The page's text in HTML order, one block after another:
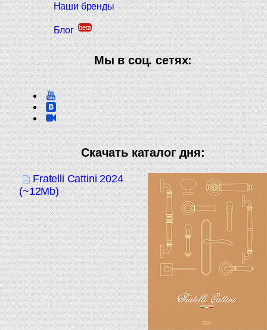
Наши бренды
Блог beta
Мы в соц. сетях:
Скачать каталог дня:
Fratelli Cattini 2024
(~12Mb)